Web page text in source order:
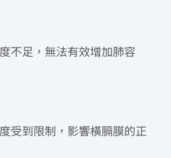
不足，無法有效增加肺容
受到限制，影響橫膈膜的正